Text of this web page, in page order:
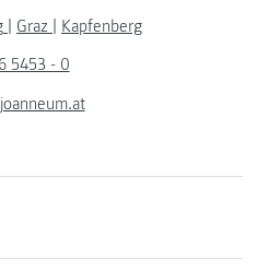
| Graz | Kapfenberg
5453 - 0